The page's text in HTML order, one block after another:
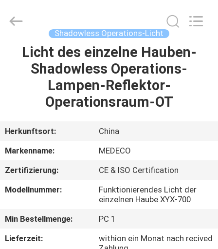
HAUS
PRODUKTE
UNS
AUSFLUG
TRETEN
Rights
Shadowless Operations-Licht
Licht des einzelne Hauben-
Shadowless Operations-
Lampen-Reflektor-
Operationsraum-OT
Herkunftsort:
China
Markenname:
MEDECO
Zertifizierung:
CE & ISO Certification
Modellnummer:
Funktionierendes Licht der
einzelnen Haube XYX-700
Min Bestellmenge:
PC 1
Lieferzeit:
withion ein Monat nach recived